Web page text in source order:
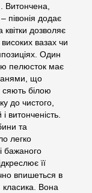
Витончена,
півонія додає
квітки дозволяє
вазах чи
Один
пелюсток має
що
білою
до чистого,
витонченість.
та
легко
бажаного
її
впишеться в
класика. Вона